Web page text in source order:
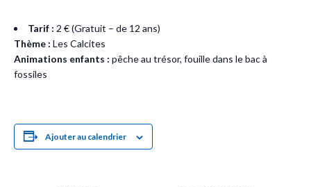
Tarif : 2 € (Gratuit – de 12 ans)
Thème : Les Calcites
Animations enfants : pêche au trésor, fouille dans le bac à
fossiles
Ajouter au calendrier